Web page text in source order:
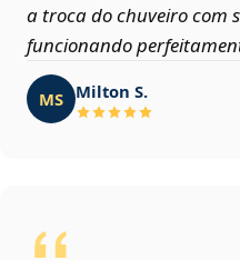
a troca do chuveiro com
funcionando
MS Milton S.